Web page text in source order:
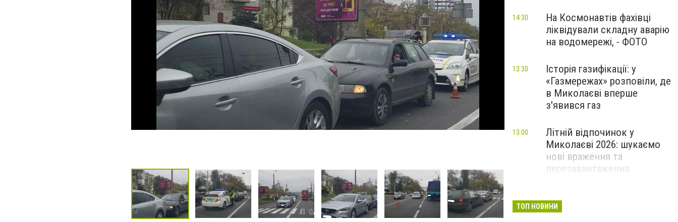
На Космонавтів фахівці
ліквідували складну аварію
на водомережі, - ФОТО
14:30
Історія газифікації: у
«Газмережах» розповіли, де
в Миколаєві вперше
з'явився газ
13:30
Літній відпочинок у
Миколаєві 2026: шукаємо
нові враження та
перезавантаження
13:00
Як миколаївцям пережити
12:30
ТОП НОВИНИ